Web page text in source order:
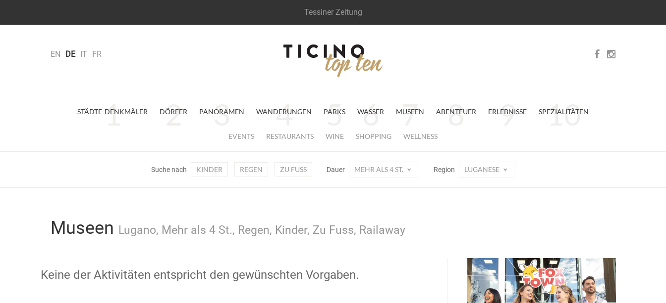
Tessiner Zeitung
EN DE IT FR
STÄDTE-DENKMÄLER DÖRFER PANORAMEN WANDERUNGEN PARKS WASSER MUSEEN ABENTEUER ERLEBNISSE SPEZIALITÄTEN
EVENTS RESTAURANTS WINE SHOPPING WELLNESS
Suche nach KINDER REGEN ZU FUSS Dauer MEHR ALS 4 ST. Region LUGANESE
Museen Lugano, Mehr als 4 St., Regen, Kinder, Zu Fuss, Railaway
Keine der Aktivitäten entspricht den gewünschten Vorgaben.